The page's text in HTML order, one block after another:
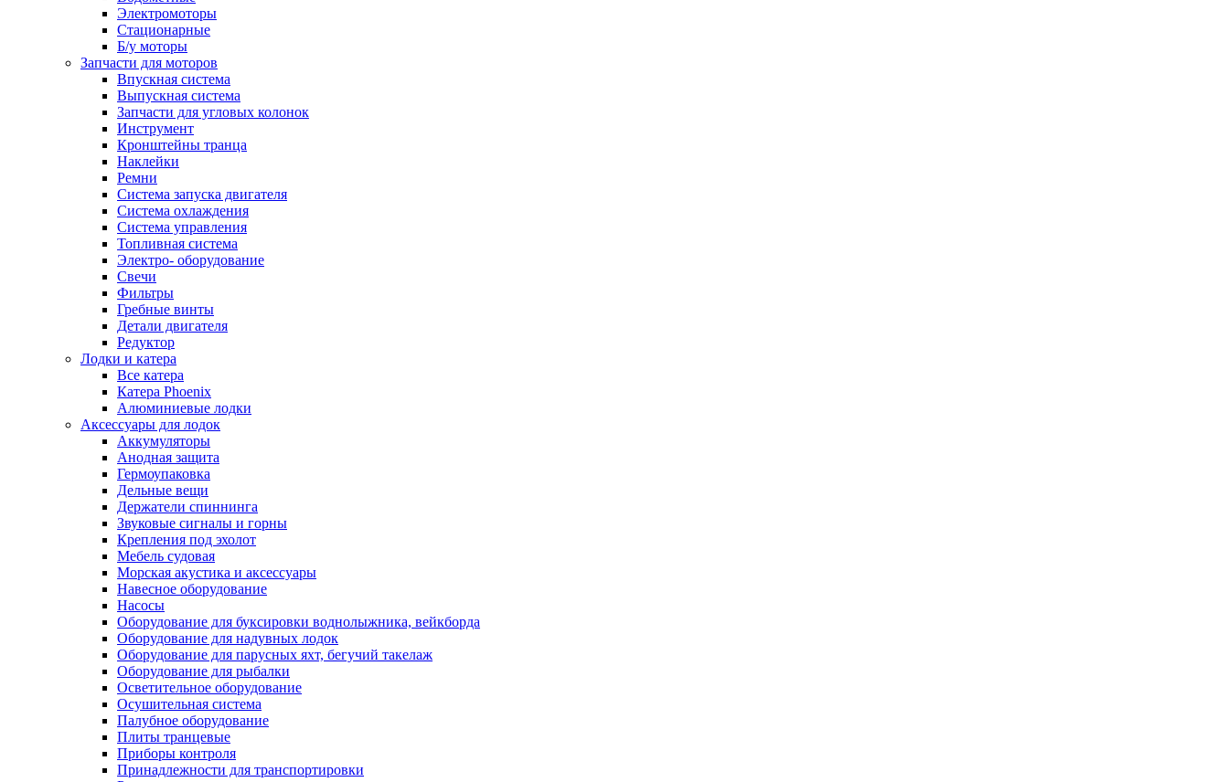
Электромоторы
Стационарные
Б/у моторы
Запчасти для моторов
Впускная система
Выпускная система
Запчасти для угловых колонок
Инструмент
Кронштейны транца
Наклейки
Ремни
Система запуска двигателя
Система охлаждения
Система управления
Топливная система
Электро- оборудование
Свечи
Фильтры
Гребные винты
Детали двигателя
Редуктор
Лодки и катера
Все катера
Катера Phoenix
Алюминиевые лодки
Аксессуары для лодок
Аккумуляторы
Анодная защита
Гермоупаковка
Дельные вещи
Держатели спиннинга
Звуковые сигналы и горны
Крепления под эхолот
Мебель судовая
Морская акустика и аксессуары
Навесное оборудование
Насосы
Оборудование для буксировки воднолыжника, вейкборда
Оборудование для надувных лодок
Оборудование для парусных яхт, бегучий такелаж
Оборудование для рыбалки
Осветительное оборудование
Осушительная система
Палубное оборудование
Плиты транцевые
Приборы контроля
Принадлежности для транспортировки